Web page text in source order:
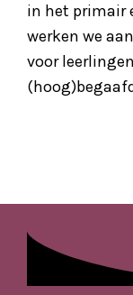
in het primair
werken we
voor